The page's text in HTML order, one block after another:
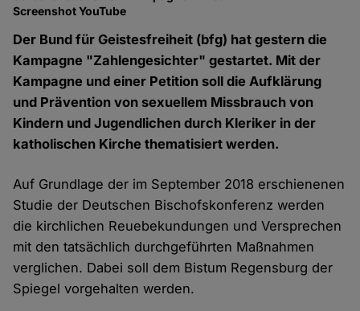
Screenshot YouTube
Der Bund für Geistesfreiheit (bfg) hat gestern die
Kampagne "Zahlengesichter" gestartet. Mit der
Kampagne und einer Petition soll die Aufklärung
und Prävention von sexuellem Missbrauch von
Kindern und Jugendlichen durch Kleriker in der
katholischen Kirche thematisiert werden.
Auf Grundlage der im September 2018 erschienenen
Studie der Deutschen Bischofskonferenz werden
die kirchlichen Reuebekundungen und Versprechen
mit den tatsächlich durchgeführten Maßnahmen
verglichen. Dabei soll dem Bistum Regensburg der
Spiegel vorgehalten werden.